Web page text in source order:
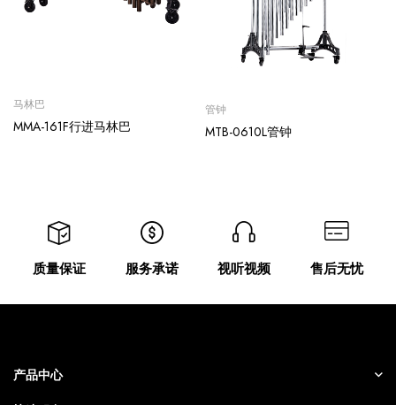
马林巴
MMA-161F行进马林巴
管钟
MTB-0610L管钟
质量保证 服务承诺 视听视频 售后无忧
产品中心